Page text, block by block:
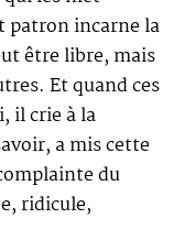
incarne la
être libre, mais
Et quand ces
il crie à la
a mis cette
du
ridicule,